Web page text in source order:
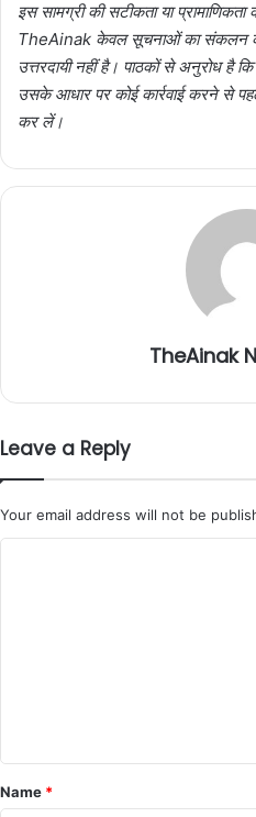
इस सामग्री की सटीकता या
TheAinak केवल सूचनाओं का संकलन
उत्तरदायी नहीं है। पाठकों से अनुरोध है
उसके आधार पर कोई कार्रवाई करने से
कर लें।
TheAinak
Leave a Reply
Your email address will not be
*
Name *